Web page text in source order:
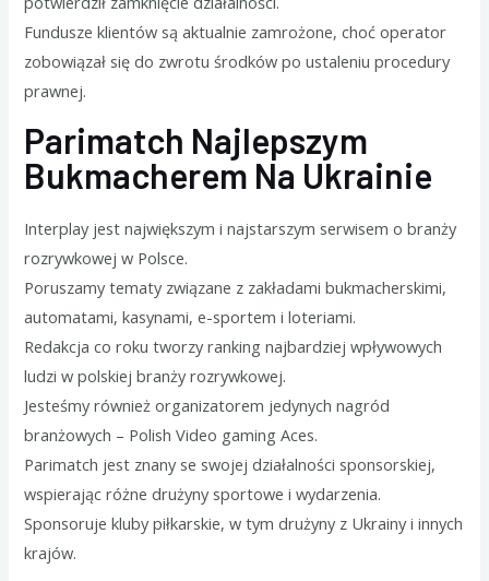
Fundusze klientów są aktualnie zamrożone, choć operator
zobowiązał się do zwrotu środków po ustaleniu procedury
prawnej.
Parimatch Najlepszym
Bukmacherem Na Ukrainie
Interplay jest największym i najstarszym serwisem o branży
rozrywkowej w Polsce.
Poruszamy tematy związane z zakładami bukmacherskimi,
automatami, kasynami, e-sportem i loteriami.
Redakcja co roku tworzy ranking najbardziej wpływowych
ludzi w polskiej branży rozrywkowej.
Jesteśmy również organizatorem jedynych nagród
branżowych – Polish Video gaming Aces.
Parimatch jest znany se swojej działalności sponsorskiej,
wspierając różne drużyny sportowe i wydarzenia.
Sponsoruje kluby piłkarskie, w tym drużyny z Ukrainy i innych
krajów.